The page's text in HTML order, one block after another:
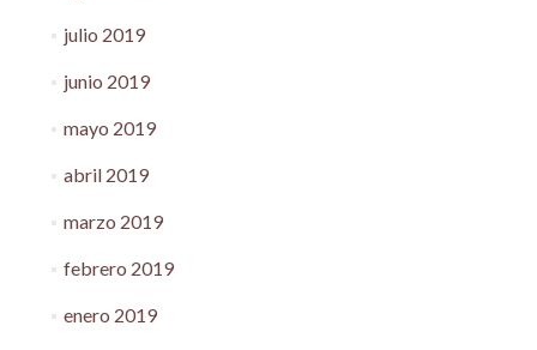
julio 2019
junio 2019
mayo 2019
abril 2019
marzo 2019
febrero 2019
enero 2019